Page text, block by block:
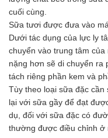
cuối cùng.
Sữa tươi được đưa vào
Dưới tác dụng của lực ly
chuyển vào trung tâm
nặng hơn sẽ di chuyển ra
tách riêng phần kem và
Tùy theo loại sữa đặc
lại với sữa gầy để đạt
dụ, đối với sữa đặc có
thường được điều chỉnh ở